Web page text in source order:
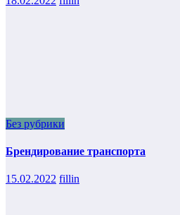
Без рубрики
Брендирование транспорта
15.02.2022 fillin